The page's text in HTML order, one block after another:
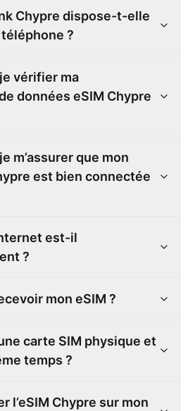
Chypre dispose-t-elle
téléphone ?
vérifier ma
données eSIM Chypre
m’assurer que mon
est bien connectée
est-il
?
mon eSIM ?
carte SIM physique et
temps ?
l’eSIM Chypre sur mon